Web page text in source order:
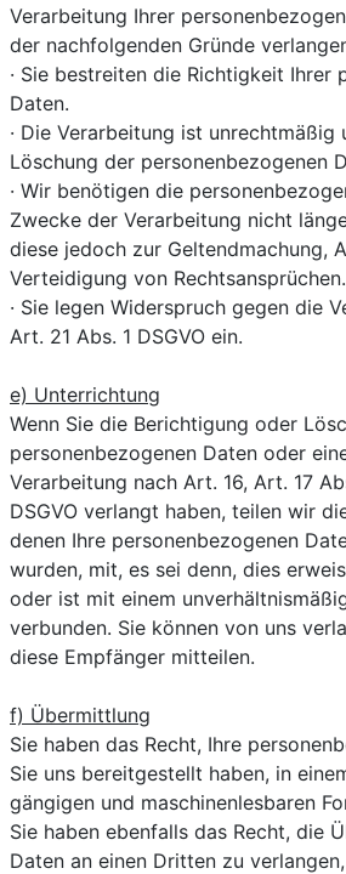
Verarbeitung Ihrer
der nachfolgenden Gründe
· Sie bestreiten die Richtigkeit Ihrer
Daten.
· Die Verarbeitung ist unrechtmäßig
Löschung der personenbezogenen
· Wir benötigen die
Zwecke der Verarbeitung nicht
diese jedoch zur Geltendmachung,
Verteidigung von Rechtsansprüchen.
· Sie legen Widerspruch gegen die
Art. 21 Abs. 1 DSGVO ein.
e) Unterrichtung
Wenn Sie die Berichtigung oder
personenbezogenen Daten oder
Verarbeitung nach Art. 16, Art. 17
DSGVO verlangt haben, teilen wir
denen Ihre personenbezogenen
wurden, mit, es sei denn, dies
oder ist mit einem
verbunden. Sie können von uns
diese Empfänger mitteilen.
f) Übermittlung
Sie haben das Recht, Ihre
Sie uns bereitgestellt haben, in
gängigen und maschinenlesbaren
Sie haben ebenfalls das Recht, die
Daten an einen Dritten zu